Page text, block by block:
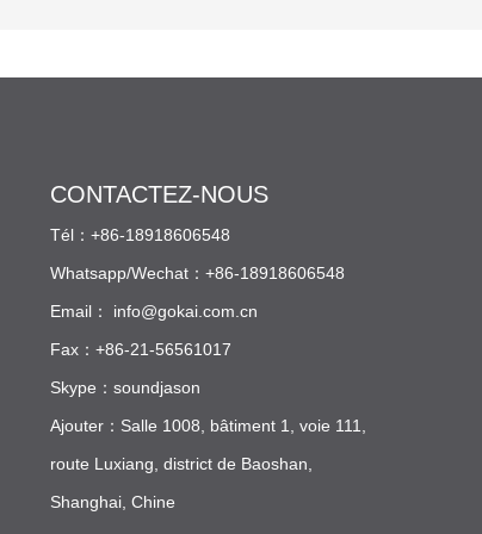
et extrudées à haute
CONTACTEZ-NOUS
Tél：+86-18918606548
Whatsapp/Wechat：+86-18918606548
Email： info@gokai.com.cn
Fax：+86-21-56561017
Skype：soundjason
Ajouter：Salle 1008, bâtiment 1, voie 111,
route Luxiang, district de Baoshan,
Shanghai, Chine